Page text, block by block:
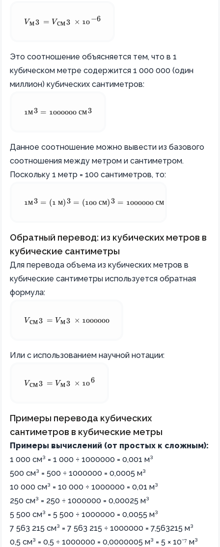
V_{м³} = V_{см³} \times 10^{-6}
Vм 3 = Vсм 3 × 10 −6
Это соотношение объясняется тем, что в 1
кубическом метре содержится 1 000 000 (один
миллион) кубических сантиметров:
1   \text{м}^3 = 1000000  \text{ см}^3
1м 3 = 1000000 см 3
Данное соотношение можно вывести из базового
соотношения между метром и сантиметром.
Поскольку 1 метр = 100 сантиметров, то:
1   \text{м}^3 = (1  \text{ м})^3 = (100   \text{ см})^3
1м 3 = ( 1 м) 3 = ( 100 см) 3 = 1000000 см
Обратный перевод: из кубических метров в
кубические сантиметры
Для перевода объема из кубических метров в
кубические сантиметры используется обратная
формула:
V_{см³} = V_{м³} \times 1000000
Vсм 3 = Vм 3 × 1000000
Или с использованием научной нотации:
V_{см³} = V_{м³} \times 10^{6}
Vсм 3 = Vм 3 × 106
Примеры перевода кубических
сантиметров в кубические метры
Примеры вычислений (от простых к сложным):
1 000 см³ = 1 000 ÷ 1000000 = 0,001 м³
500 см³ = 500 ÷ 1000000 = 0,0005 м³
10 000 см³ = 10 000 ÷ 1000000 = 0,01 м³
250 см³ = 250 ÷ 1000000 = 0,00025 м³
5 500 см³ = 5 500 ÷ 1000000 = 0,0055 м³
7 563 215 см³ = 7 563 215 ÷ 1000000 = 7,563215 м³
0,5 см³ = 0,5 ÷ 1000000 = 0,0000005 м³ = 5 × 10⁻⁷ м³